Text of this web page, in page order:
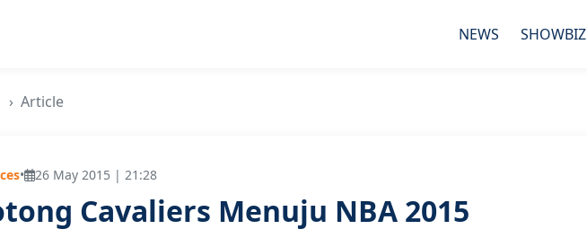
NEWS SHOWBIZ
Article
• 26 May 2015 | 21:28
Cavaliers Menuju NBA 2015